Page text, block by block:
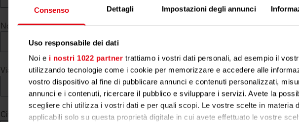
Consenso Dettagli Impostazioni degli annunci
Uso responsabile dei dati
Noi e i nostri 1022 partner trattiamo i vostri dati personali, ad esempio il
utilizzando tecnologie come i cookie per memorizzare e accedere alle
vostro dispositivo al fine di pubblicare annunci e contenuti personalizzati,
annunci e i contenuti, ricercare il pubblico e sviluppare i servizi. Avete la
scegliere chi utilizza i vostri dati e per quali scopi. Le vostre scelte in materia
applicabili solo su questa proprietà digitale in cui avete effettuato le vostre
Nome* Cognome*
Via, Nr.
Città* Codice Postale*